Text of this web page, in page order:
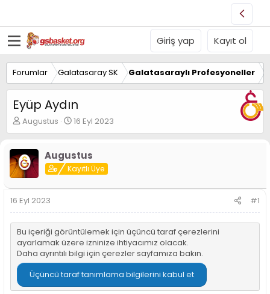
Giriş yap Kayıt ol
Forumlar Galatasaray SK Galatasaraylı Profesyoneller
Eyüp Aydın
K
o
u
y
u
B
a
ş
a
t
a
n
Augustus
B
a
l
a
n
g
a
r
i
h
i
16 Eyl 2023
Augustus
Kayıtlı Üye
16 Eyl 2023 #1
Bu içeriği görüntülemek için üçüncü taraf çerezlerini
ayarlamak üzere izninize ihtiyacımız olacak.
Daha ayrıntılı bilgi için çerezler sayfamıza bakın.
Üçüncü taraf tanımlama bilgilerini kabul et